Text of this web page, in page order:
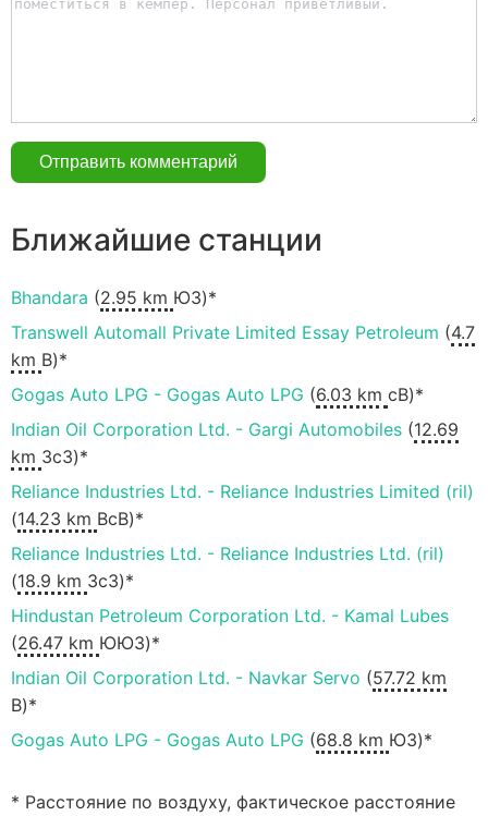
Ближайшие станции
Bhandara (2.95 km ЮЗ)*
Transwell Automall Private Limited Essay Petroleum (4.7
km В)*
Gogas Auto LPG - Gogas Auto LPG (6.03 km сВ)*
Indian Oil Corporation Ltd. - Gargi Automobiles (12.69
km ЗсЗ)*
Reliance Industries Ltd. - Reliance Industries Limited (ril)
(14.23 km ВсВ)*
Reliance Industries Ltd. - Reliance Industries Ltd. (ril)
(18.9 km ЗсЗ)*
Hindustan Petroleum Corporation Ltd. - Kamal Lubes
(26.47 km ЮЮЗ)*
Indian Oil Corporation Ltd. - Navkar Servo (57.72 km
В)*
Gogas Auto LPG - Gogas Auto LPG (68.8 km ЮЗ)*
* Расстояние по воздуху, фактическое расстояние